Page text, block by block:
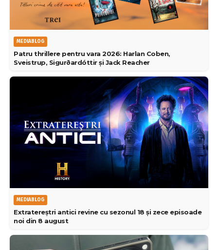
MEDIABLOG
Patru thrillere pentru vara 2026: Harlan Coben,
Sveistrup, Sigurðardóttir și Jack Reacher
MEDIABLOG
Extratereștri antici revine cu sezonul 18 și zece episoade
noi din 8 august